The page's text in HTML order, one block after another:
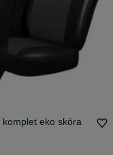
eko skóra